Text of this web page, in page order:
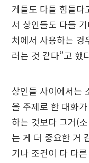
게들도 다들 힘들다
서 상인들도 다들
처에서 사용하는
러는 것 같다”고 했
상인들 사이에서는
을 주제로 한 대화
하는 것보다 그거(
는 게 더 중요한 거
기나 조건이 다 다